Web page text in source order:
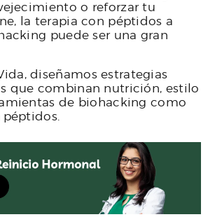
o reforzar tu
la terapia con péptidos a
puede ser una gran
diseñamos estrategias
que combinan nutrición, estilo
de biohacking como
péptidos.